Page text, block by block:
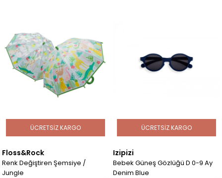
Floss&Rock
Renk Değiştiren Şemsiye /
Jungle
ÜCRETSIZ KARGO
Izipizi
Bebek Güneş Gözlüğü D 0-9 Ay
Denim Blue
ÜCRETSIZ KARGO